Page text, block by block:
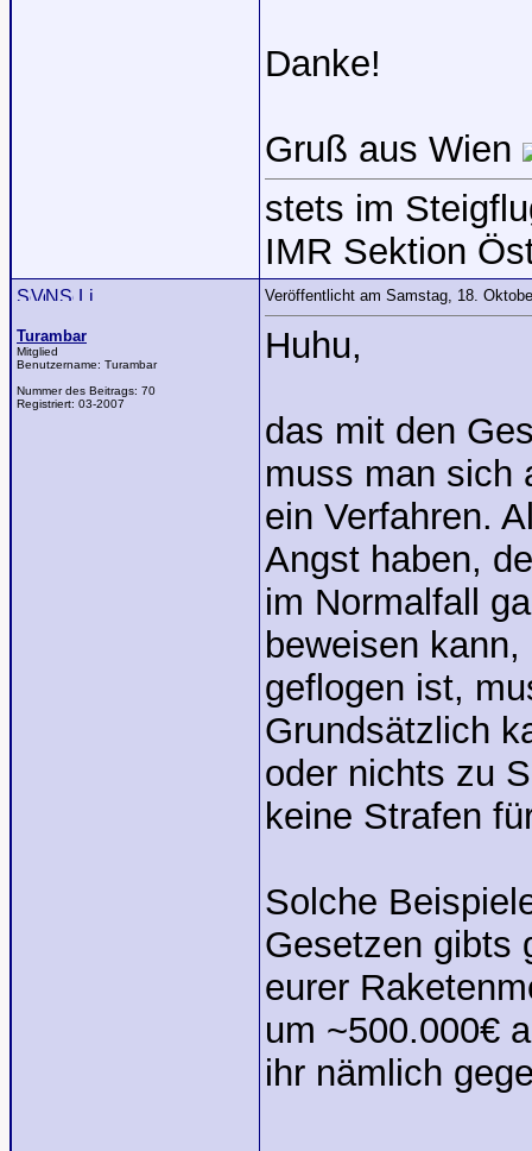
Danke!
Gruß aus Wien
stets im
IMR Sektion
Turambar
Mitglied
Benutzername: Turambar
Nummer des Beitrags: 70
Registriert: 03-2007
Veröffentlicht am Samstag, 18.
Huhu,
das mit den
muss man sich
ein Verfahren.
Angst haben,
im Normalfall
beweisen
geflogen ist,
Grundsätzlich
oder nichts zu
keine Strafen
Solche
Gesetzen gibts
eurer
um ~500.000€
ihr nämlich